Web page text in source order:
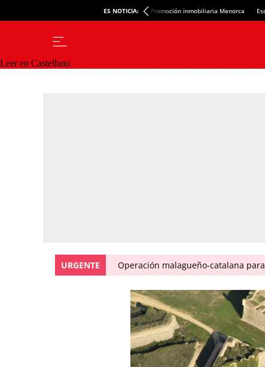
ES NOTICIA: Promoción inmobiliaria Menorca
Leer en Castellano
URGENTE Operación malagueño-catalana